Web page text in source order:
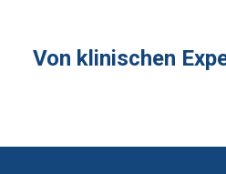
Von klinischen